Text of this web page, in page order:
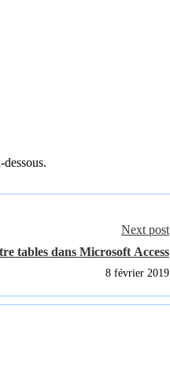
Next post
tables dans Microsoft Access
8 février 2019